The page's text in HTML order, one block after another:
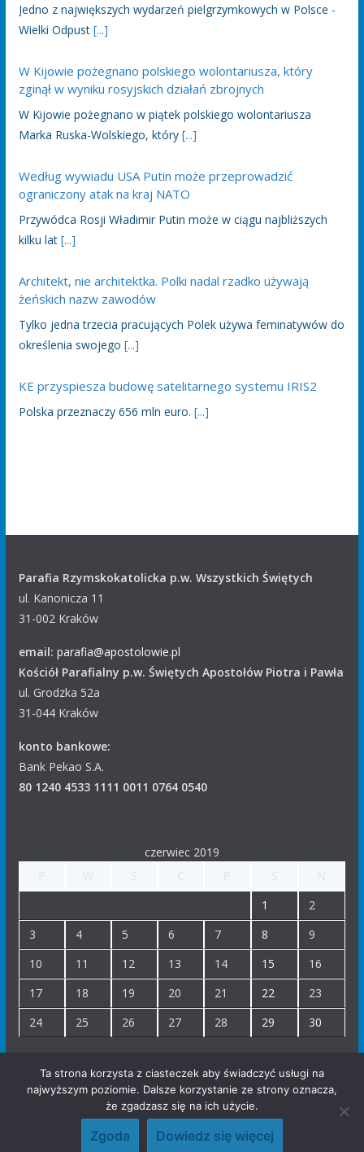
Jedno z największych wydarzeń pielgrzymkowych w Polsce -
Wielki Odpust [...]
W Kijowie pożegnano polskiego wolontariusza, który
zginął w wyniku rosyjskich działań zbrojnych
W Kijowie pożegnano w piątek polskiego wolontariusza
Marka Ruska-Wolskiego, który [...]
Według wywiadu USA Putin może przeprowadzić
ograniczony atak na kraj NATO
Przywódca Rosji Władimir Putin może w ciągu najbliższych
kilku lat [...]
Architekt, nie architektka. Polki nadal rzadko używają
żeńskich nazw zawodów
Tylko jedna trzecia pracujących Polek używa feminatywów do
określenia swojego [...]
KE przyspiesza budowę satelitarnego systemu IRIS2
Polska przeznaczy 656 mln euro. [...]
Parafia Rzymskokatolicka p.w. Wszystkich Świętych
ul. Kanonicza 11
31-002 Kraków
email: parafia@apostolowie.pl
Kościół Parafialny p.w. Świętych Apostołów Piotra i Pawła
ul. Grodzka 52a
31-044 Kraków
konto bankowe:
Bank Pekao S.A.
80 1240 4533 1111 0011 0764 0540
czerwiec 2019
1
2
3
4 5 6 7 8
9
10
11 12 13 14 15
16
17
18 19 20 21 22
23
24
25 26 27 28 29 30
Copyright © 2017 Parafia Wszystkich Świętych w Krakowie. All
Ta strona korzysta z ciasteczek aby świadczyć usługi na
najwyższym poziomie. Dalsze korzystanie ze strony oznacza,
że zgadzasz się na ich użycie.
Zgoda Dowiedz się więcej